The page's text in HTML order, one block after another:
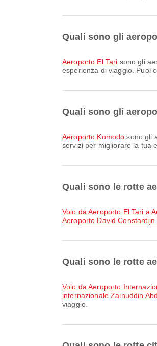
Quali sono gli
Aeroporto El Tari sono gli
esperienza di viaggio. Puoi
Quali sono gli
Aeroporto Komodo sono gli
servizi per migliorare la tua
Quali sono le rotte
volo da Aeroporto El Tari a
Aeroporto David Constantijn
Quali sono le rotte
volo da Aeroporto
internazionale Zainuddin
viaggio.